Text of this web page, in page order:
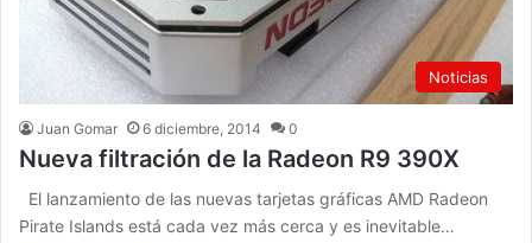
Noticias
Juan Gomar 6 diciembre, 2014 0
Nueva filtración de la Radeon R9 390X
El lanzamiento de las nuevas tarjetas gráficas AMD Radeon
Pirate Islands está cada vez más cerca y es inevitable…